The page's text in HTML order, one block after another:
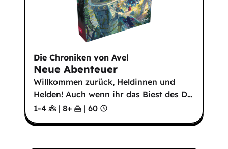
Die Chroniken von Avel
Neue Abenteuer
Willkommen zurück, Heldinnen und
Helden! Auch wenn ihr das Biest des D…
1-4
| 8+ | 60